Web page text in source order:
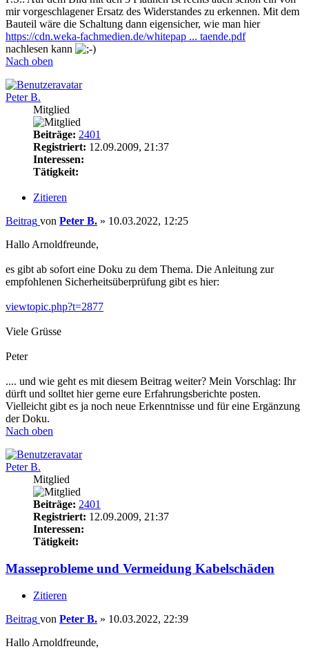
mir vorgeschlagener Ersatz des Widerstandes zu erkennen. Mit dem
Bauteil wäre die Schaltung dann eigensicher, wie man hier
https://cdn.weka-fachmedien.de/whitepap ... taende.pdf
nachlesen kann
Nach oben
Peter B.
Mitglied
Beiträge: 2401
Registriert: 12.09.2009, 21:37
Interessen:
Tätigkeit:
Zitieren
Beitrag von Peter B. » 10.03.2022, 12:25
Hallo Arnoldfreunde,
es gibt ab sofort eine Doku zu dem Thema. Die Anleitung zur
empfohlenen Sicherheitsüberprüfung gibt es hier:
viewtopic.php?t=2877
Viele Grüsse
Peter
.... und wie geht es mit diesem Beitrag weiter? Mein Vorschlag: Ihr
dürft und solltet hier gerne eure Erfahrungsberichte posten.
Vielleicht gibt es ja noch neue Erkenntnisse und für eine Ergänzung
der Doku.
Nach oben
Peter B.
Mitglied
Beiträge: 2401
Registriert: 12.09.2009, 21:37
Interessen:
Tätigkeit:
Masseprobleme und Vermeidung Kabelschäden
Zitieren
Beitrag von Peter B. » 10.03.2022, 22:39
Hallo Arnoldfreunde,